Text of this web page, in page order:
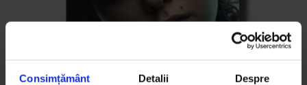
Consimțământ Detalii Despre